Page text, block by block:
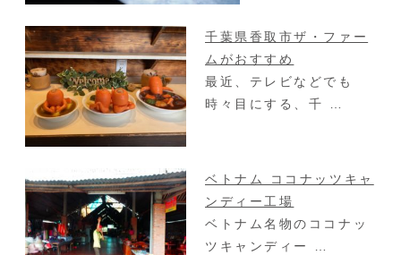
千葉県香取市ザ・ファー
ムがおすすめ
最近、テレビなどでも
時々目にする、千 …
ベトナム ココナッツキャ
ンディー工場
ベトナム名物のココナッ
ツキャンディー …